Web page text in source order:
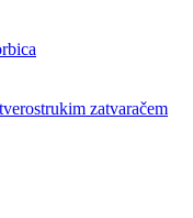
zatvaračem